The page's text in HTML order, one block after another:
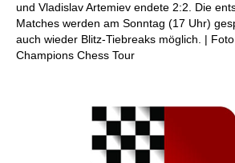
und Vladislav Artemiev endete 2:2. Die
Matches werden am Sonntag (17 Uhr)
auch wieder Blitz-Tiebreaks möglich. |
Champions Chess Tour